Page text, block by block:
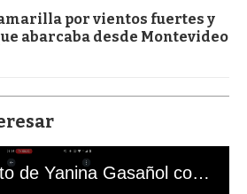
por vientos fuertes y
abarcaba desde Montevideo
El mal momento de Yanina Gasañol con un hincha argentino en "Subrayado"